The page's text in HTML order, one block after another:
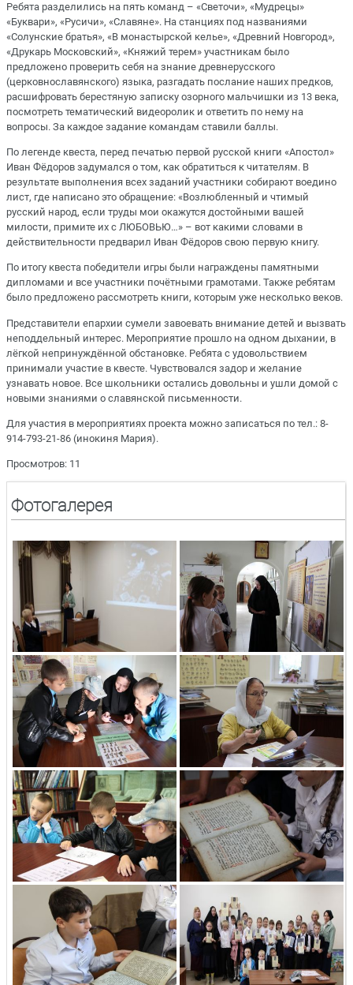
Ребята разделились на пять команд – «Светочи», «Мудрецы»
«Буквари», «Русичи», «Славяне». На станциях под названиями
«Солунские братья», «В монастырской келье», «Древний Новгород»,
«Друкарь Московский», «Княжий терем» участникам было
предложено проверить себя на знание древнерусского
(церковнославянского) языка, разгадать послание наших предков,
расшифровать берестяную записку озорного мальчишки из 13 века,
посмотреть тематический видеоролик и ответить по нему на
вопросы. За каждое задание командам ставили баллы.
По легенде квеста, перед печатью первой русской книги «Апостол»
Иван Фёдоров задумался о том, как обратиться к читателям. В
результате выполнения всех заданий участники собирают воедино
лист, где написано это обращение: «Возлюбленный и чтимый
русский народ, если труды мои окажутся достойными вашей
милости, примите их с ЛЮБОВЬЮ…» – вот какими словами в
действительности предварил Иван Фёдоров свою первую книгу.
По итогу квеста победители игры были награждены памятными
дипломами и все участники почётными грамотами. Также ребятам
было предложено рассмотреть книги, которым уже несколько веков.
Представители епархии сумели завоевать внимание детей и вызвать
неподдельный интерес. Мероприятие прошло на одном дыхании, в
лёгкой непринуждённой обстановке. Ребята с удовольствием
принимали участие в квесте. Чувствовался задор и желание
узнавать новое. Все школьники остались довольны и ушли домой с
новыми знаниями о славянской письменности.
Для участия в мероприятиях проекта можно записаться по тел.: 8-
914-793-21-86 (инокиня Мария).
Просмотров: 11
Фотогалерея